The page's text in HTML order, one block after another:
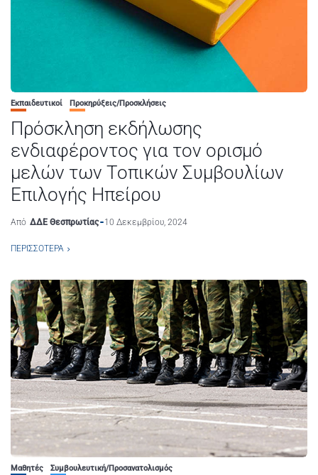
Εκπαιδευτικοί Προκηρύξεις/Προσκλήσεις
Πρόσκληση εκδήλωσης
ενδιαφέροντος για τον ορισμό
μελών των Τοπικών Συμβουλίων
Επιλογής Ηπείρου
Από ΔΔΕ Θεσπρωτίας 10 Δεκεμβρίου, 2024
ΠΕΡΙΣΣΌΤΕΡΑ
Μαθητές Συμβουλευτική/Προσανατολισμός